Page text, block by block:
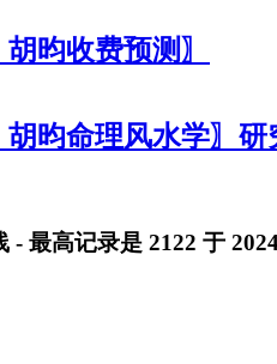
胡昀收费预测〗
胡昀命理风水学〗研
- 最高记录是 2122 于